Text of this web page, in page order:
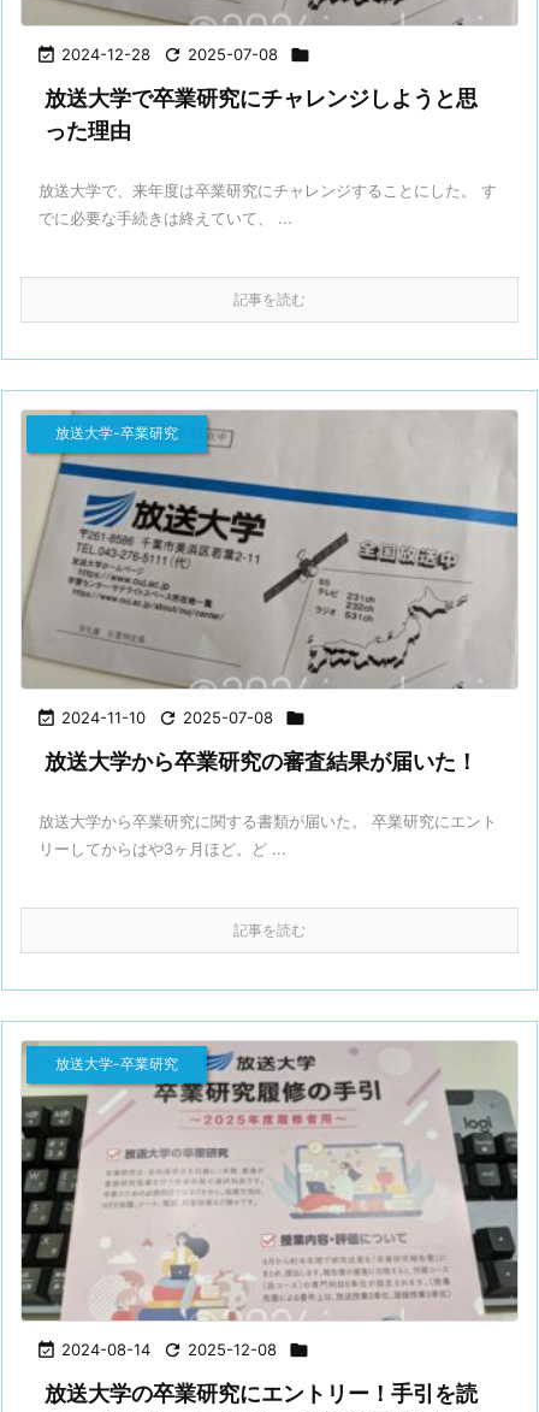
 2024-12-28  2025-07-08 
放送大学で卒業研究にチャレンジしようと思
った理由
放送大学で、来年度は卒業研究にチャレンジすることにした。 す
でに必要な手続きは終えていて、 ...
記事を読む
 2024-11-10  2025-07-08 
放送大学-卒業研究
放送大学から卒業研究の審査結果が届いた！
放送大学から卒業研究に関する書類が届いた。 卒業研究にエント
リーしてからはや3ヶ月ほど。ど ...
記事を読む
 2024-08-14  2025-12-08 
放送大学-卒業研究
放送大学の卒業研究にエントリー！手引を読